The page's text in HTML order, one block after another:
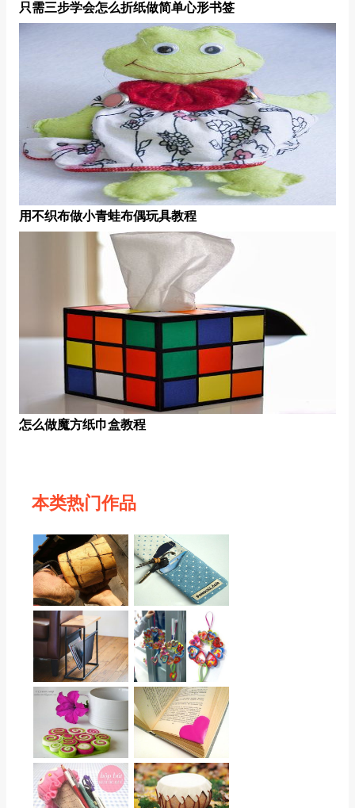
只需三步学会怎么折纸做简单心形书签
用不织布做小青蛙布偶玩具教程
怎么做魔方纸巾盒教程
本类热门作品